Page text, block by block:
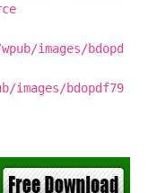
images/bdopd
images/bdopdf79